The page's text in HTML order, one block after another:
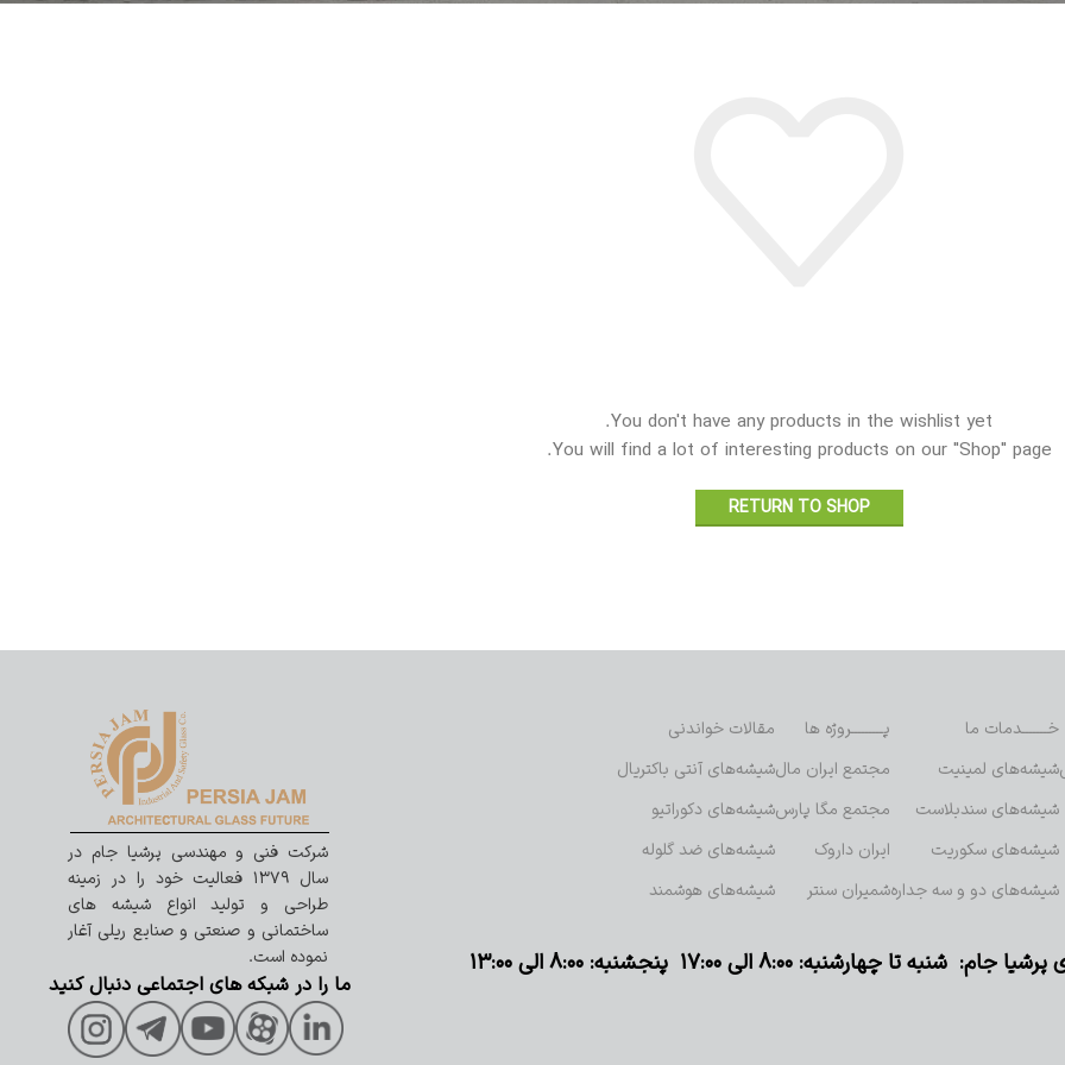
You don't have any products in the wishlist yet.
You will find a lot of interesting products on our "Shop" page.
RETURN TO SHOP
خـــــــدمات ما
شیشه‌های لمینیت
شیشه‌های سندبلاست
شیشه‌های سکوریت
شیشه‌های دو و سه جداره
پـــــــــروژه ها
مجتمع ایران مال
مجتمع مگا پارس
ایران داروک
شمیران سنتر
مقالات خواندنی
شیشه‌های آنتی باکتریال
شیشه‌های دکوراتیو
شیشه‌های ضد گلوله
شیشه‌های هوشمند
شنبه تا چهارشنبه: ۸:۰۰ الی ۱۷:۰۰ پنجشنبه: ۸:۰۰ الی ۱۳:۰۰
شرکت فنی و مهندسی پرشیا جام در
سال ۱۳۷۹ فعالیت خود را در زمینه
طراحی و تولید انواع شیشه های
ساختمانی و صنعتی و صنایع ریلی آغار
نموده است.
ما را در شبکه های اجتماعی دنبال کنید